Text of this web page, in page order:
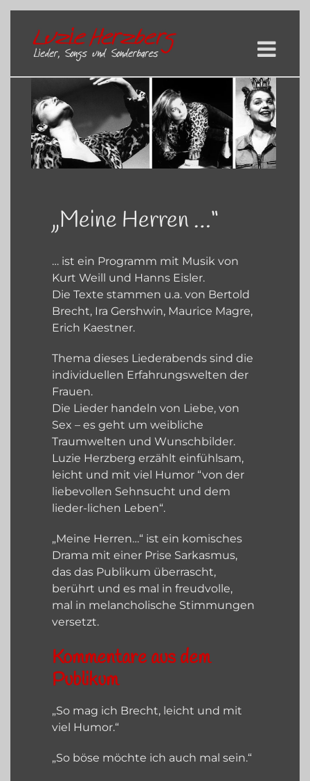
Skip
content
grösseres
Bild
„Meine Herren …“
… ist ein Programm mit Musik von
Kurt Weill und Hanns Eisler.
Die Texte stammen u.a. von Bertold
Brecht, Ira Gershwin, Maurice Magre,
Erich Kaestner.
Thema dieses Liederabends sind die
individuellen Erfahrungswelten der
Frauen.
Die Lieder handeln von Liebe, von
Sex – es geht um weibliche
Traumwelten und Wunschbilder.
Luzie Herzberg erzählt einfühlsam,
leicht und mit viel Humor “von der
liebevollen Sehnsucht und dem
lieder-lichen Leben“.
„Meine Herren…“ ist ein komisches
Drama mit einer Prise Sarkasmus,
das das Publikum überrascht,
berührt und es mal in freudvolle,
mal in melancholische Stimmungen
versetzt.
Kommentare aus dem
Publikum
„So mag ich Brecht, leicht und mit
viel Humor.“
„So böse möchte ich auch mal sein.“